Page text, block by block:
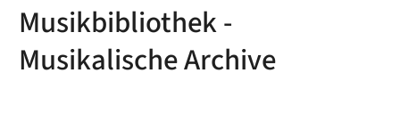
Musikbibliothek -
Musikalische Archive